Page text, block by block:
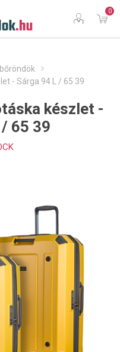
0
- Sárga 94 L / 65 39
készlet -
65 39